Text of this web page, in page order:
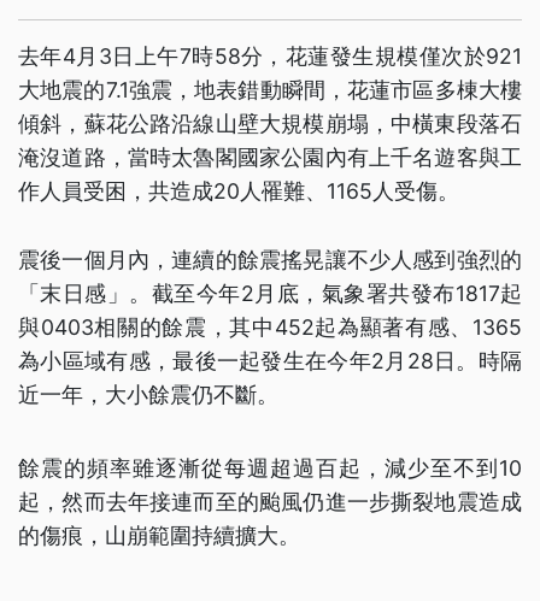
去年4月3日上午7時58分，花蓮發生規模僅次於921
大地震的7.1強震，地表錯動瞬間，花蓮市區多棟大樓
傾斜，蘇花公路沿線山壁大規模崩塌，中橫東段落石
淹沒道路，當時太魯閣國家公園內有上千名遊客與工
作人員受困，共造成20人罹難、1165人受傷。
震後一個月內，連續的餘震搖晃讓不少人感到強烈的
「末日感」。截至今年2月底，氣象署共發布1817起
與0403相關的餘震，其中452起為顯著有感、1365
為小區域有感，最後一起發生在今年2月28日。時隔
近一年，大小餘震仍不斷。
餘震的頻率雖逐漸從每週超過百起，減少至不到10
起，然而去年接連而至的颱風仍進一步撕裂地震造成
的傷痕，山崩範圍持續擴大。